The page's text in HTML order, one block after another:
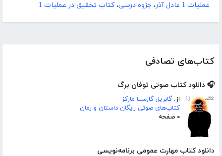
کتاب‌های تصادفی
🎧 دانلود کتاب صوتی توفان برگ
از: گابریل گارسیا مارکز
کتاب‌های صوتی رایگان داستان و رمان
۰ صفحه
دانلود کتاب مهارت عمومی برنامه‌نویسی
عملیات 1 عادل آذر
، جزوه درسی،کتاب تحقیق در عملیات 1